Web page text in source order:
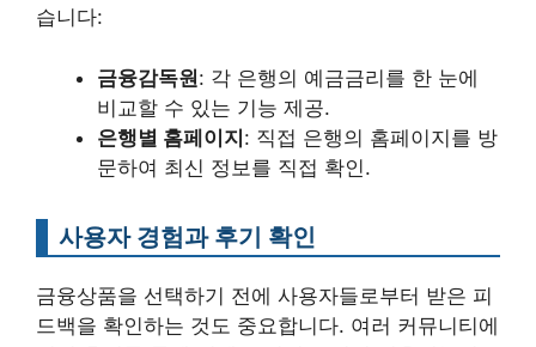
습니다:
금융감독원: 각 은행의 예금금리를 한 눈에
비교할 수 있는 기능 제공.
은행별 홈페이지: 직접 은행의 홈페이지를 방
문하여 최신 정보를 직접 확인.
사용자 경험과 후기 확인
금융상품을 선택하기 전에 사용자들로부터 받은 피
드백을 확인하는 것도 중요합니다. 여러 커뮤니티에